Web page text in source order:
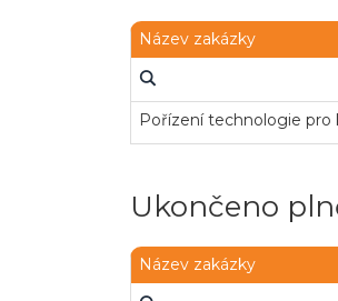
Název zakázky
Pořízení technologie pro
Ukončeno
Název zakázky